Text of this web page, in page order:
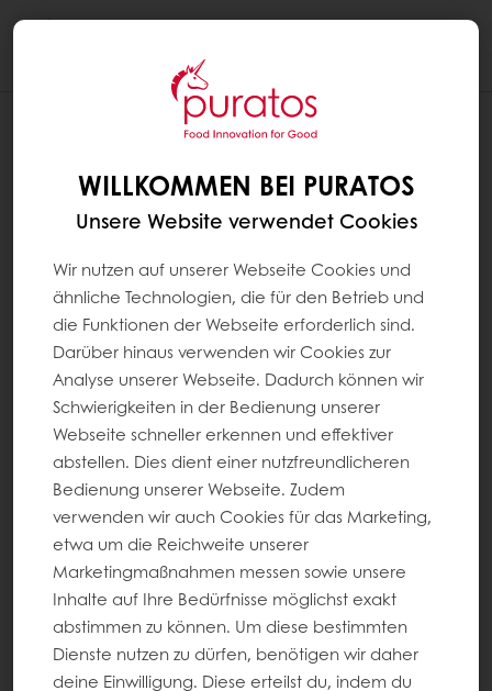
WILLKOMMEN BEI PURATOS
Unsere Website verwendet Cookies
Wir nutzen auf unserer Webseite Cookies und
ähnliche Technologien, die für den Betrieb und
die Funktionen der Webseite erforderlich sind.
Darüber hinaus verwenden wir Cookies zur
Analyse unserer Webseite. Dadurch können wir
Schwierigkeiten in der Bedienung unserer
Webseite schneller erkennen und effektiver
abstellen. Dies dient einer nutzfreundlicheren
Bedienung unserer Webseite. Zudem
verwenden wir auch Cookies für das Marketing,
etwa um die Reichweite unserer
Marketingmaßnahmen messen sowie unsere
Inhalte auf Ihre Bedürfnisse möglichst exakt
abstimmen zu können. Um diese bestimmten
Dienste nutzen zu dürfen, benötigen wir daher
deine Einwilligung. Diese erteilst du, indem du